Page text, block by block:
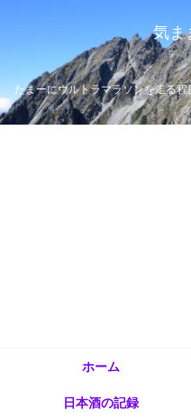
気ま
たまーにウルトラマラソンを走る
ホーム
日本酒の記録